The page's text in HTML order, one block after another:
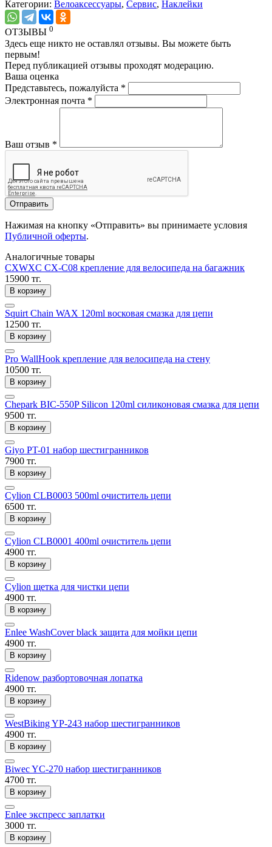
Категории: Велоаксессуары, Сервис, Наклейки
ОТЗЫВЫ 0
Здесь еще никто не оставлял отзывы. Вы можете быть
первым!
Перед публикацией отзывы проходят модерацию.
Ваша оценка
Представьтесь, пожалуйста *
Электронная почта *
Ваш отзыв *
Отправить
Нажимая на кнопку «Отправить» вы принимаете условия
Публичной оферты.
Аналогичные товары
CXWXC CX-C08 крепление для велосипеда на багажник
15900 тг.
В корзину
Squirt Chain WAX 120ml восковая смазка для цепи
12500 тг.
В корзину
Pro WallHook крепление для велосипеда на стену
10500 тг.
В корзину
Chepark BIC-550P Silicon 120ml силиконовая смазка для цепи
9500 тг.
В корзину
Giyo PT-01 набор шестигранников
7900 тг.
В корзину
Cylion CLB0003 500ml очиститель цепи
6500 тг.
В корзину
Cylion CLB0001 400ml очиститель цепи
4900 тг.
В корзину
Cylion щетка для чистки цепи
4900 тг.
В корзину
Enlee WashCover black защита для мойки цепи
4900 тг.
В корзину
Ridenow разбортовочная лопатка
4900 тг.
В корзину
WestBiking YP-243 набор шестигранников
4900 тг.
В корзину
Biwec YC-270 набор шестигранников
4700 тг.
В корзину
Enlee экспресс заплатки
3000 тг.
В корзину